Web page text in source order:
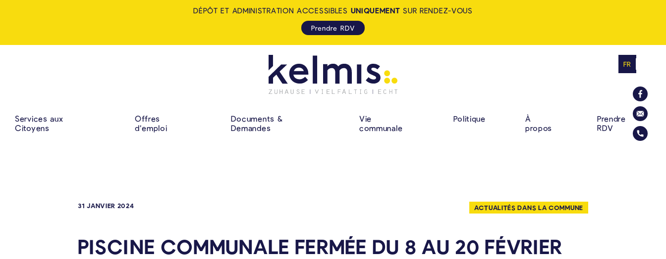
KELMIS - LA CALAMINE: ZUHAUSE.
NAVIGATION PRINCIPALE
Services aux
Citoyens
Offres
d’emploi
Documents &
Demandes
Vie
communale
Politique
À
propos
Prendre
RDV
FR
DÉPÔT ET ADMINISTRATION ACCESSIBLES UNIQUEMENT SUR RENDEZ-VOUS
Prendre RDV
31 JANVIER 2024 ACTUALITÉS DANS LA COMMUNE
PISCINE COMMUNALE FERMÉE DU 8 AU 20 FÉVRIER
La
Envoyer